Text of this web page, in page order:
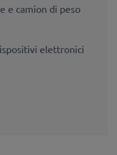
e camion di peso
elettronici